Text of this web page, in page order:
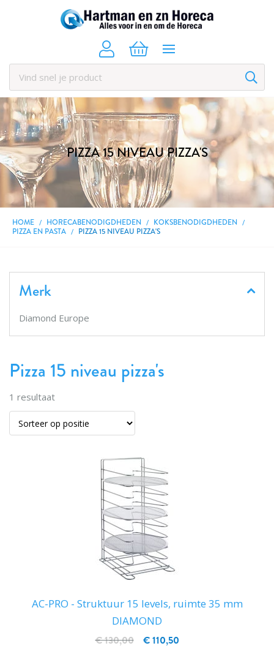
PIZZA 15 NIVEAU PIZZA'S
HOME HORECABENODIGDHEDEN
KOKSBENODIGDHEDEN
PIZZA EN PASTA
PIZZA 15 NIVEAU PIZZA'S
Pizza 15 niveau pizza's
1 resultaat
AC-PRO - Struktuur 15 levels, ruimte 35 mm
DIAMOND
€ 110,50
€ 130,00
Merk
Diamond Europe